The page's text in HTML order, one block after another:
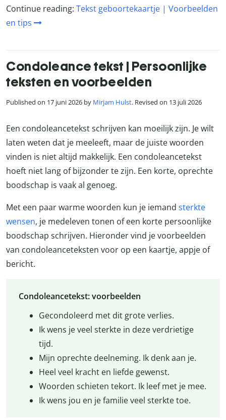
Continue reading: Tekst geboortekaartje | Voorbeelden
en tips
Condoleance tekst | Persoonlijke
teksten en voorbeelden
Published on 17 juni 2026 by Mirjam Hulst. Revised on 13 juli 2026
Een condoleancetekst schrijven kan moeilijk zijn. Je wilt
laten weten dat je meeleeft, maar de juiste woorden
vinden is niet altijd makkelijk. Een condoleancetekst
hoeft niet lang of bijzonder te zijn. Een korte, oprechte
boodschap is vaak al genoeg.
Met een paar warme woorden kun je iemand sterkte
wensen, je medeleven tonen of een korte persoonlijke
boodschap schrijven. Hieronder vind je voorbeelden
van condoleanceteksten voor op een kaartje, appje of
bericht.
Condoleancetekst: voorbeelden
Gecondoleerd met dit grote verlies.
Ik wens je veel sterkte in deze verdrietige
tijd.
Mijn oprechte deelneming. Ik denk aan je.
Heel veel kracht en liefde gewenst.
Woorden schieten tekort. Ik leef met je mee.
Ik wens jou en je familie veel sterkte toe.